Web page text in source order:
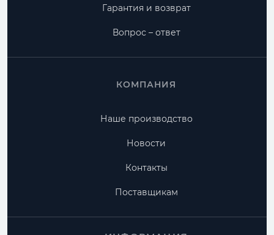
Гарантия и возврат
Вопрос – ответ
КОМПАНИЯ
Наше производство
Новости
Контакты
Поставщикам